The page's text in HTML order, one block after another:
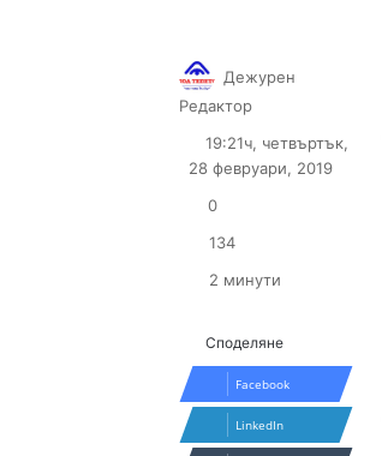
Дежурен
Редактор
X email
19:21ч, четвъртък,
28 февруари, 2019
0
134
2 минути
Споделяне
Facebook
LinkedIn